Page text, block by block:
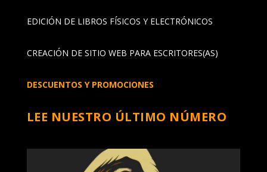
EDICIÓN DE LIBROS FÍSICOS Y ELECTRÓNICOS
CREACIÓN DE SITIO WEB PARA ESCRITORES(AS)
DESCUENTOS Y PROMOCIONES
LEE NUESTRO ÚLTIMO NÚMERO